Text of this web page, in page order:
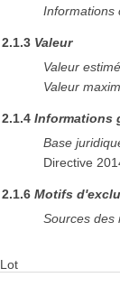
Informations
2.1.3 Valeur
Valeur
Valeur
2.1.4Informations
Base
Directive
2.1.6Motifs
Sources des
Lot